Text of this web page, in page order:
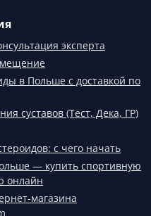
эксперта
в Польше с доставкой по
суставов (Тест, Дека, ГР)
с чего начать
— купить спортивную
онлайн
магазина